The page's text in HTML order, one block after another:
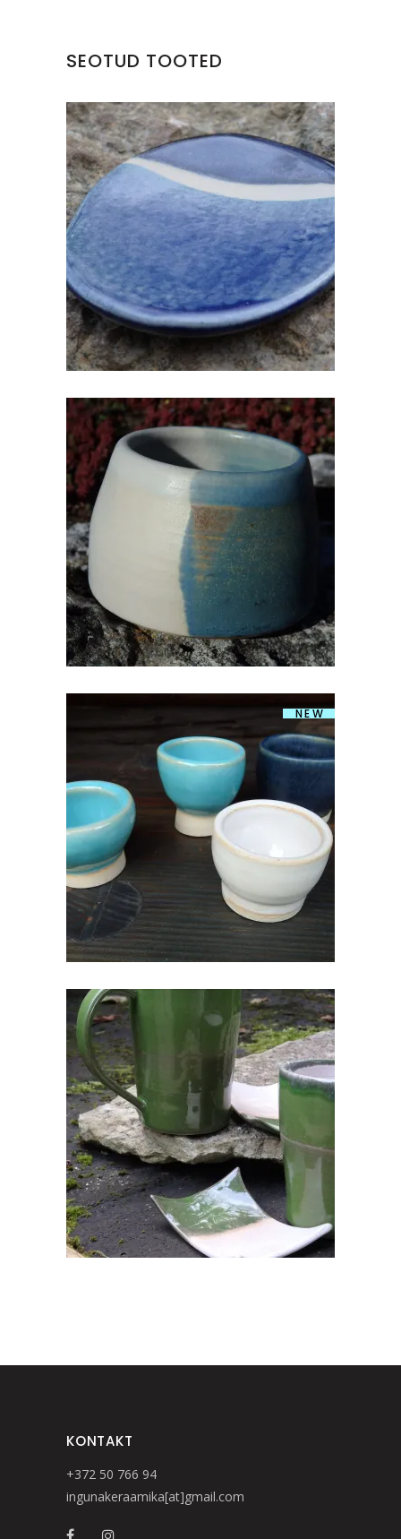
SEOTUD TOOTED
KERAAMILINE TALDRIK
€15.00
TASS SANGATA/TOPS
€13.00
NEW
KERAAMILINE MUNATOPS
€10.00
TEEPAKIHOIDJA/SEEBIALUS
€ 6.00
KONTAKT
+372 50 766 94
ingunakeraamika[at]gmail.com